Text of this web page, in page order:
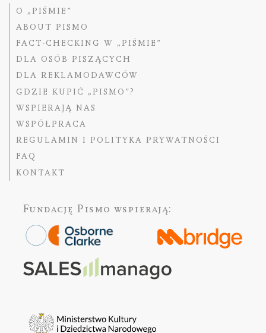
O „PIŚMIE”
ABOUT PISMO
FACT-CHECKING W „PIŚMIE”
DLA OSÓB PISZĄCYCH
DLA REKLAMODAWCÓW
GDZIE KUPIĆ „PISMO”?
WSPIERAJĄ NAS
WSPÓŁPRACA
REGULAMIN I POLITYKA PRYWATNOŚCI
FAQ
KONTAKT
Fundację Pismo wspierają: